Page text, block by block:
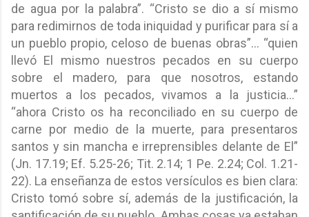
de agua por la palabra”. “Cristo se dio a sí mismo
para redimirnos de toda iniquidad y purificar para sí a
un pueblo propio, celoso de buenas obras”… “quien
llevó El mismo nuestros pecados en su cuerpo
sobre el madero, para que nosotros, estando
muertos a los pecados, vivamos a la justicia…”
“ahora Cristo os ha reconciliado en su cuerpo de
carne por medio de la muerte, para presentaros
santos y sin mancha e irreprensibles delante de El”
(Jn. 17.19; Ef. 5.25-26; Tit. 2.14; 1 Pe. 2.24; Col. 1.21-
22). La enseñanza de estos versículos es bien clara:
Cristo tomó sobre sí, además de la justificación, la